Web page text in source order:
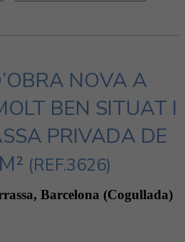
NOVA A
BEN SITUAT I
PRIVADA DE
(REF.3626)
Barcelona (Cogullada)